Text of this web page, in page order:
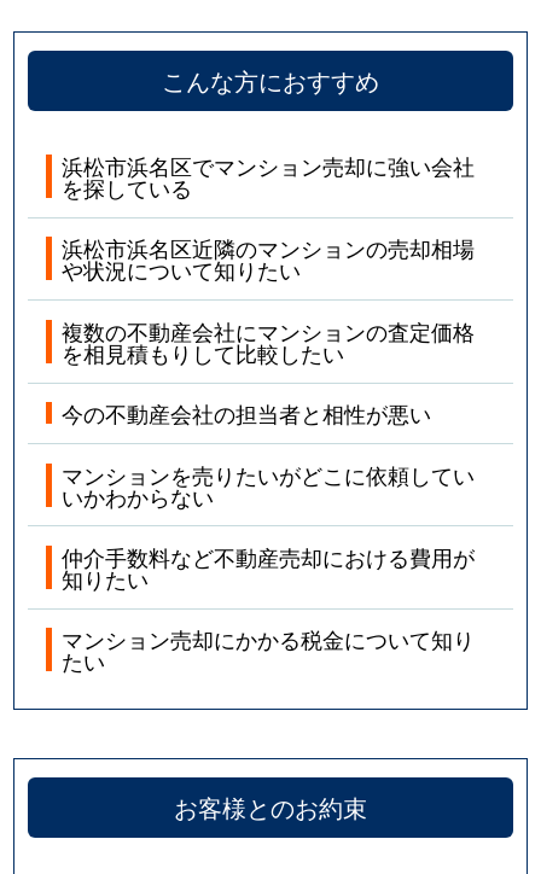
こんな方におすすめ
浜松市浜名区でマンション売却に強い会社
を探している
浜松市浜名区近隣のマンションの売却相場
や状況について知りたい
複数の不動産会社にマンションの査定価格
を相見積もりして比較したい
今の不動産会社の担当者と相性が悪い
マンションを売りたいがどこに依頼してい
いかわからない
仲介手数料など不動産売却における費用が
知りたい
マンション売却にかかる税金について知り
たい
お客様とのお約束